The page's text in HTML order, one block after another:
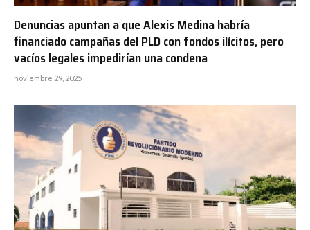
Denuncias apuntan a que Alexis Medina habría
financiado campañas del PLD con fondos ilícitos, pero
vacíos legales impedirían una condena
noviembre 29, 2025